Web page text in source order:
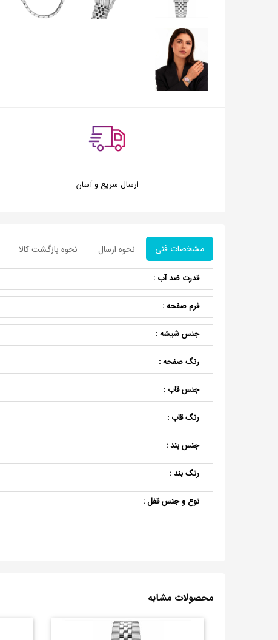
ارسال سریع و آسان
مشخصات فنی نحوه ارسال نحوه بازگشت کالا
قدرت ضد آب :
فرم صفحه :
جنس شیشه :
رنگ صفحه :
جنس قاب :
رنگ قاب :
جنس بند :
رنگ بند :
نوع و جنس قفل :
محصولات مشابه